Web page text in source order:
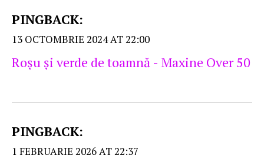
PINGBACK:
13 OCTOMBRIE 2024 AT 22:00
Roşu şi verde de toamnă - Maxine Over 50
PINGBACK:
1 FEBRUARIE 2026 AT 22:37